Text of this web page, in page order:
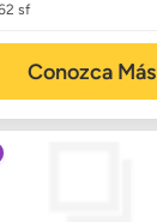
sf
Conozca Más